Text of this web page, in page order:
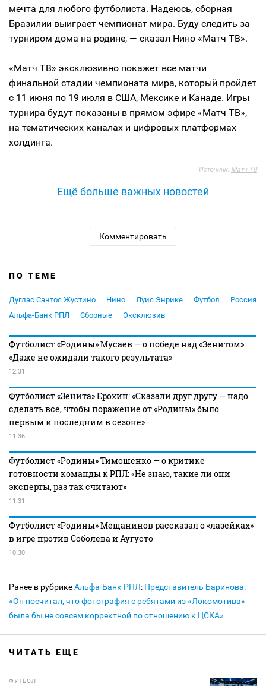
мечта для любого футболиста. Надеюсь, сборная
Бразилии выиграет чемпионат мира. Буду следить за
турниром дома на родине, — сказал Нино «Матч ТВ».
«Матч ТВ» эксклюзивно покажет все матчи
финальной стадии чемпионата мира, который пройдет
c 11 июня по 19 июля в США, Мексике и Канаде. Игры
турнира будут показаны в прямом эфире «Матч ТВ»,
на тематических каналах и цифровых платформах
холдинга.
Источник: Матч ТВ
Ещё больше важных новостей
Комментировать
ПО ТЕМЕ
Дуглас Сантос Жустино Нино Луис Энрике Футбол
Россия
Альфа-Банк РПЛ
Сборные Эксклюзив
Футболист «Родины» Мусаев — о победе над «Зенитом»:
«Даже не ожидали такого результата»
12:31
Футболист «Зенита» Ерохин: «Сказали друг другу — надо
сделать все, чтобы поражение от «Родины» было
первым и последним в сезоне»
11:36
Футболист «Родины» Тимошенко — о критике
готовности команды к РПЛ: «Не знаю, такие ли они
эксперты, раз так считают»
11:31
Футболист «Родины» Мещанинов рассказал о «лазейках»
в игре против Соболева и Аугусто
10:30
Ранее в рубрикеАльфа-Банк РПЛ: Представитель Баринова:
«Он посчитал, что фотография с ребятами из «Локомотива»
была бы не совсем корректной по отношению к ЦСКА»
ЧИТАТЬ ЕЩЕ
ФУТБОЛ